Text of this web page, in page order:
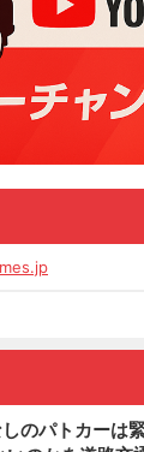
のパトカーは